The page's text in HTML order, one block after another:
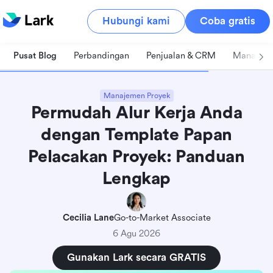
Hubungi kami Coba gratis
Pusat Blog Perbandingan Penjualan & CRM
Manajemen Proyek
Permudah Alur Kerja Anda
dengan Template Papan
Pelacakan Proyek: Panduan
Lengkap
Cecilia LaneGo-to-Market Associate
6 Agu 2026
Gunakan Lark secara GRATIS